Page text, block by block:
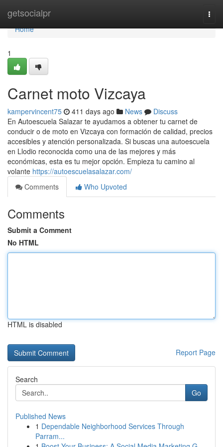
getsocialpr
Home
Home
1
Carnet moto Vizcaya
kampervincent75 411 days ago News
Discuss
En Autoescuela Salazar te ayudamos a obtener tu carnet de
conducir o de moto en Vizcaya con formación de calidad, precios
accesibles y atención personalizada. Si buscas una autoescuela
en Llodio reconocida como una de las mejores y más
económicas, esta es tu mejor opción. Empieza tu camino al
volante https://autoescuelasalazar.com/
Comments
Who Upvoted
Comments
Submit a Comment
No HTML
HTML is disabled
Report Page
Search
Go
Published News
1 Dependable Neighborhood Services Through
Parram...